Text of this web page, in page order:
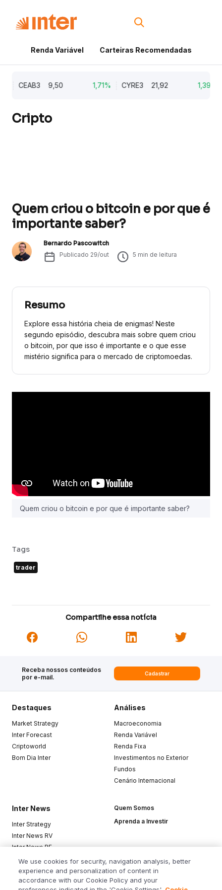
Renda Variável Carteiras Recomendadas
CEAB3 9,50 1,71% CYRE3 21,92 1,39%
Cripto
Quem criou o bitcoin e por que é
importante saber?
Bernardo Pascowitch
Publicado 29/out 5 min de leitura
Resumo
Explore essa história cheia de enigmas! Neste
segundo episódio, descubra mais sobre quem criou
o bitcoin, por que isso é importante e o que esse
mistério significa para o mercado de criptomoedas.
Quem criou o bitcoin e por que é importante saber?
Tags
trader
Compartilhe essa notícia
Receba nossos conteúdos
por e-mail.
Cadastrar
Destaques
Market Strategy
Inter Forecast
Criptoworld
Bom Dia Inter
Análises
Macroeconomia
Renda Variável
Renda Fixa
Investimentos no Exterior
Fundos
Cenário Internacional
Inter News
Inter Strategy
Inter News RV
Inter News RF
Top Funds
Quem Somos
Aprenda a Investir
Baixe o app
We use cookies for security, navigation analysis, better
experience and personalization of content in
accordance with our Cookie Policy and your